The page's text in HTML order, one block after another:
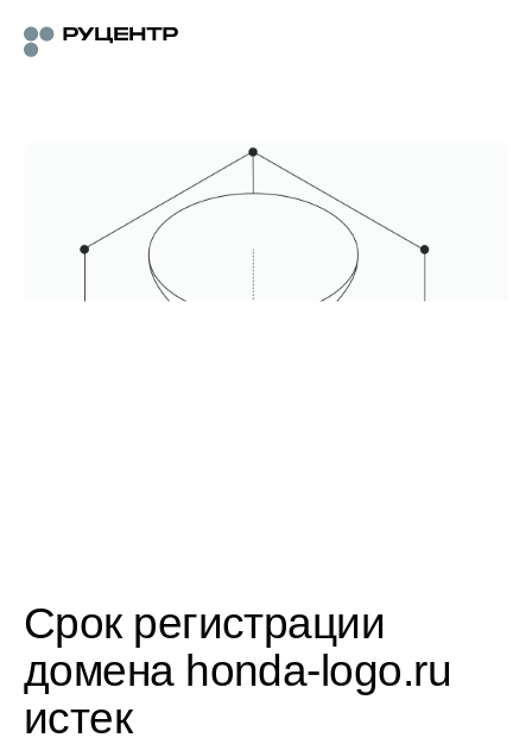
Срок регистрации
домена honda-logo.ru
истек